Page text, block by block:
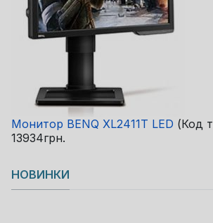
Монитор BENQ XL2411T LED (Код
13934грн.
НОВИНКИ